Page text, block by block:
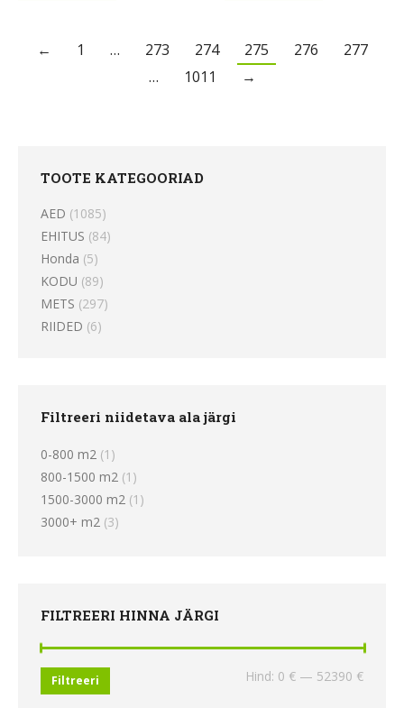
← 1 … 273 274 275 276
277
…
1011 →
TOOTE KATEGOORIAD
AED (1085)
EHITUS (84)
Honda (5)
KODU (89)
METS (297)
RIIDED (6)
Filtreeri niidetava ala järgi
0-800 m2 (1)
800-1500 m2 (1)
1500-3000 m2 (1)
3000+ m2 (3)
FILTREERI HINNA JÄRGI
Filtreeri Hind: 0 € — 52390 €